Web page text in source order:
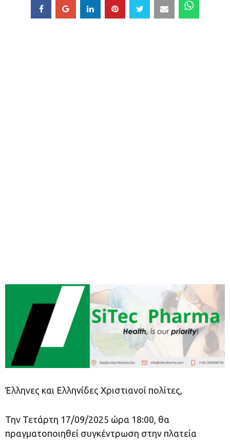
Έλληνες και Ελληνίδες Χριστιανοί πολίτες,
Την Τετάρτη 17/09/2025 ώρα 18:00, θα
πραγματοποιηθεί συγκέντρωση στην πλατεία